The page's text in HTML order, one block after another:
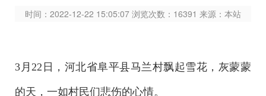
时间：2022-12-22 15:05:07 浏览次数：16391 来源：本站
3月22日，河北省阜平县马兰村飘起雪花，灰蒙蒙
的天，一如村民们悲伤的心情。